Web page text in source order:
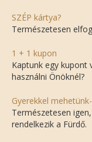
SZÉP kártya?
Természetesen
1 + 1 kupon
Kaptunk egy kupont
használni Önöknél?
Gyerekkel
Természetesen
rendelkezik a Fürdő.